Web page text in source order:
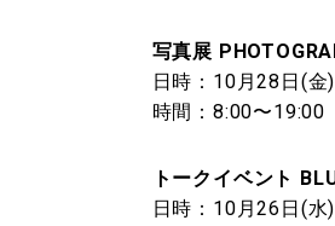
写真展
日時：10月28日(
時間：8:00〜19:00
トークイベント
日時：10月26日(水)